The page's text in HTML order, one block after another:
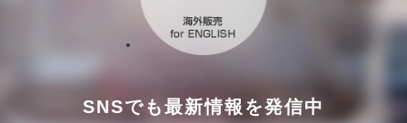
SNSでも最新情報を発信中